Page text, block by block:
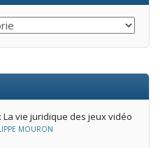
La vie juridique des jeux vidéo
MOURON